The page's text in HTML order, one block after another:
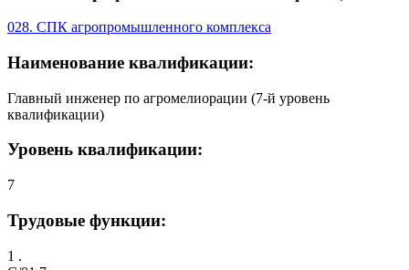
028. СПК агропромышленного комплекса
Наименование квалификации:
Главный инженер по агромелиорации (7-й уровень
квалификации)
Уровень квалификации:
7
Трудовые функции:
1 .